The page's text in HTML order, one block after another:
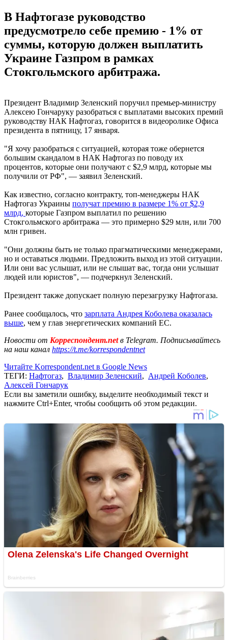
В Нафтогазе руководство
предусмотрело себе премию - 1% от
суммы, которую должен выплатить
Украине Газпром в рамках
Стокгольмского арбитража.
Президент Владимир Зеленский поручил премьер-министру
Алексею Гончаруку разобраться с выплатами высоких премий
руководству НАК Нафтогаз, говорится в видеоролике Офиса
президента в пятницу, 17 января.
"Я хочу разобраться с ситуацией, которая тоже обернется
большим скандалом в НАК Нафтогаз по поводу их
процентов, которые они получают с $2,9 млрд, которые мы
получили от РФ", — заявил Зеленский.
Как известно, согласно контракту, топ-менеджеры НАК
Нафтогаз Украины получат премию в размере 1% от $2,9
млрд, которые Газпром выплатил по решению
Стокгольмского арбитража — это примерно $29 млн, или 700
млн гривен.
"Они должны быть не только прагматическими менеджерами,
но и оставаться людьми. Предложить выход из этой ситуации.
Или они вас услышат, или не слышат вас, тогда они услышат
людей или юристов", — подчеркнул Зеленский.
Президент также допускает полную перезагрузку Нафтогаза.
Ранее сообщалось, что зарплата Андрея Коболева оказалась
выше, чем у глав энергетических компаний ЕС.
Новости от Корреспондент.netв Telegram. Подписывайтесь
на наш канал https://t.me/korrespondentnet
Читайте Korrespondent.net в Google News
ТЕГИ: Нафтогаз, Владимир Зеленский, Андрей Коболев,
Алексей Гончарук
Если вы заметили ошибку, выделите необходимый текст и
нажмите Ctrl+Enter, чтобы сообщить об этом редакции.